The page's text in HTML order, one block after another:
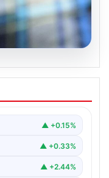
2026: Altın
çeyrek,
▲ +0.15%
▲ +0.33%
▲ +2.44%